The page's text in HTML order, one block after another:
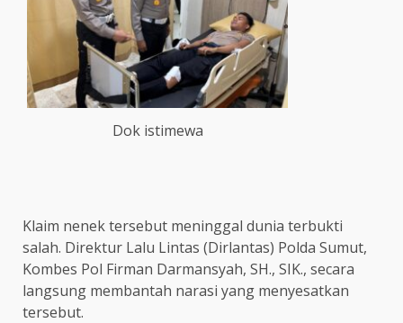
Dok istimewa
Klaim nenek tersebut meninggal dunia terbukti
salah. Direktur Lalu Lintas (Dirlantas) Polda Sumut,
Kombes Pol Firman Darmansyah, SH., SIK., secara
langsung membantah narasi yang menyesatkan
tersebut.